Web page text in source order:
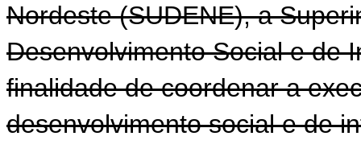
Nordeste (SUDENE), a
Desenvolvimento Social e de
finalidade de coordenar a
desenvolvimento social e de